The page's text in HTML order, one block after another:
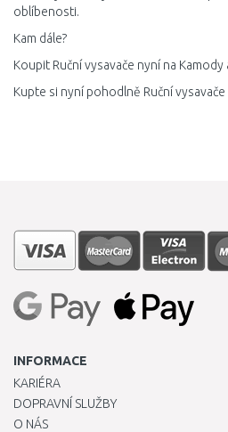
oblíbenosti.
Kam dále?
Koupit Ruční vysavače nyní na
Kupte si nyní pohodlně Ruční vysavače
INFORMACE
KARIÉRA
DOPRAVNÍ SLUŽBY
O NÁS